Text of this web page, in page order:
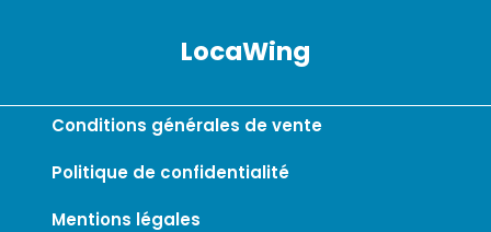
LocaWing
Conditions générales de vente
Politique de confidentialité
Mentions légales